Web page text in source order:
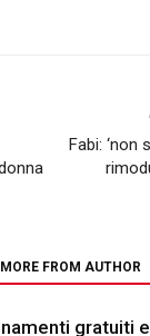
Fabi: ‘non
MORE FROM AUTHOR
gratuiti